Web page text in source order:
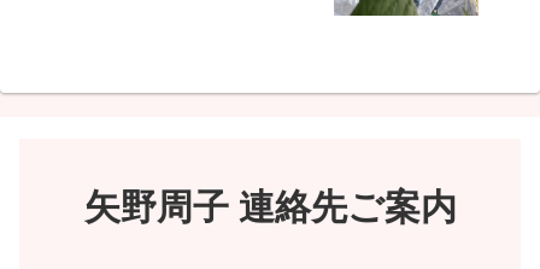
矢野周子 連絡先ご案内